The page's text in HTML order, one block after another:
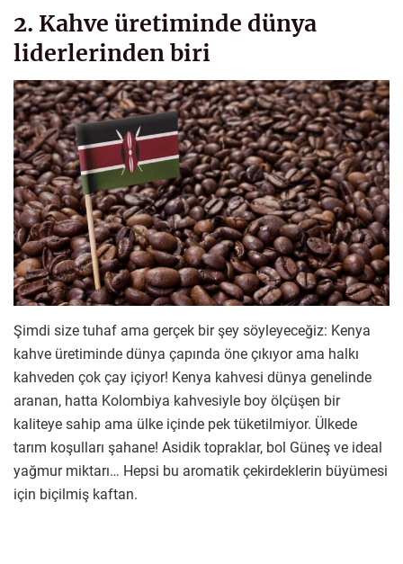
2. Kahve üretiminde dünya
liderlerinden biri
Şimdi size tuhaf ama gerçek bir şey söyleyeceğiz: Kenya
kahve üretiminde dünya çapında öne çıkıyor ama halkı
kahveden çok çay içiyor! Kenya kahvesi dünya genelinde
aranan, hatta Kolombiya kahvesiyle boy ölçüşen bir
kaliteye sahip ama ülke içinde pek tüketilmiyor. Ülkede
tarım koşulları şahane! Asidik topraklar, bol Güneş ve ideal
yağmur miktarı… Hepsi bu aromatik çekirdeklerin büyümesi
için biçilmiş kaftan.